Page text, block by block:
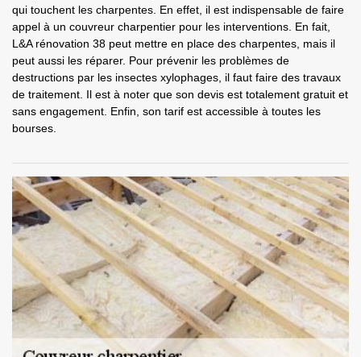
qui touchent les charpentes. En effet, il est indispensable de faire
appel à un couvreur charpentier pour les interventions. En fait,
L&A rénovation 38 peut mettre en place des charpentes, mais il
peut aussi les réparer. Pour prévenir les problèmes de
destructions par les insectes xylophages, il faut faire des travaux
de traitement. Il est à noter que son devis est totalement gratuit et
sans engagement. Enfin, son tarif est accessible à toutes les
bourses.